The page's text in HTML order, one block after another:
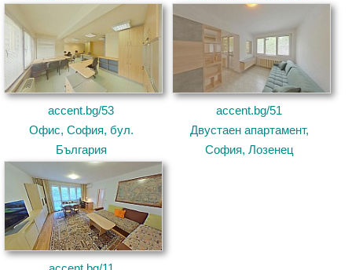
accent.bg/53
Офис, София, бул.
България
accent.bg/51
Двустаен апартамент,
София, Лозенец